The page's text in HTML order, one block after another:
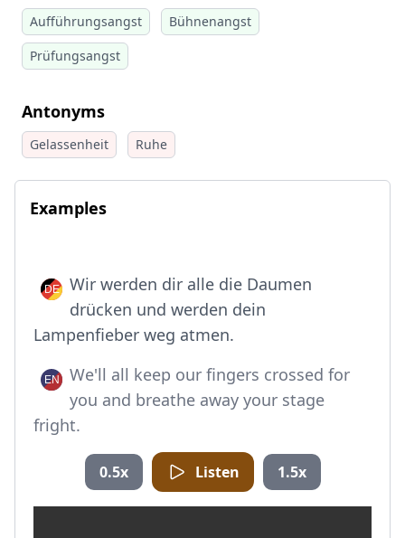
Aufführungsangst
Bühnenangst
Prüfungsangst
Antonyms
Gelassenheit Ruhe
Examples
Wir werden dir alle die Daumen
drücken und werden dein
Lampenfieber weg atmen.
We'll all keep our fingers crossed for
you and breathe away your stage
fright.
0.5x Listen 1.5x